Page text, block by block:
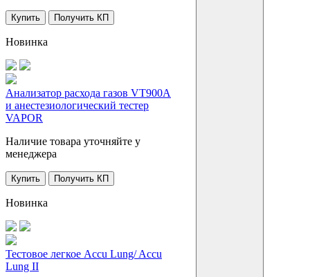
Купить Получить КП
Новинка
Анализатор расхода газов VT900A
и анестезиологический тестер
VAPOR
Наличие товара уточняйте у
менеджера
Купить Получить КП
Новинка
Тестовое легкое Accu Lung/ Accu
Lung II